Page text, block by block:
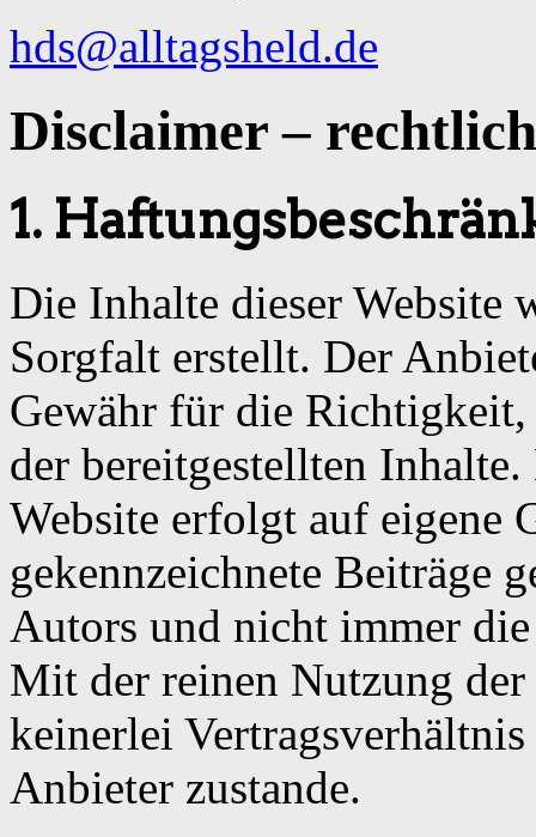
hds@alltagsheld.de
Disclaimer –
1.
Die Inhalte dieser Website
Sorgfalt erstellt. Der
Gewähr für die
der bereitgestellten
Website erfolgt auf eigene
gekennzeichnete Beiträge
Autors und nicht immer
Mit der reinen Nutzung
keinerlei
Anbieter zustande.